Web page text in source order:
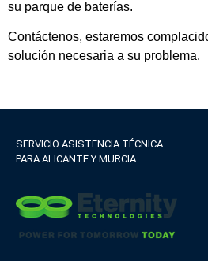
su parque de baterías.
Contáctenos, estaremos
solución necesaria a su problema.
SERVICIO ASISTENCIA TÉCNICA
PARA ALICANTE Y MURCIA